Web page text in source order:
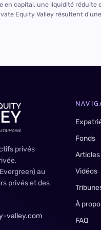
en capital, une liquidité réduite
Equity Valley résultent
privés
au
privés et des
valley.com
Fonds
Articles
Vidéos
À
FAQ